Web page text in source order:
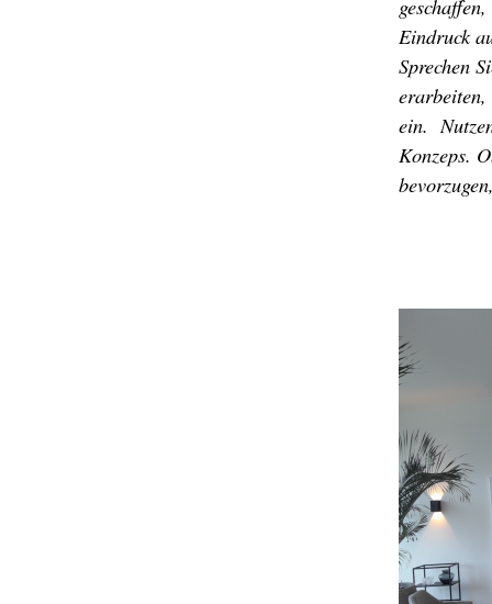
Eindruck
Sprechen
ein.
Konzeps.